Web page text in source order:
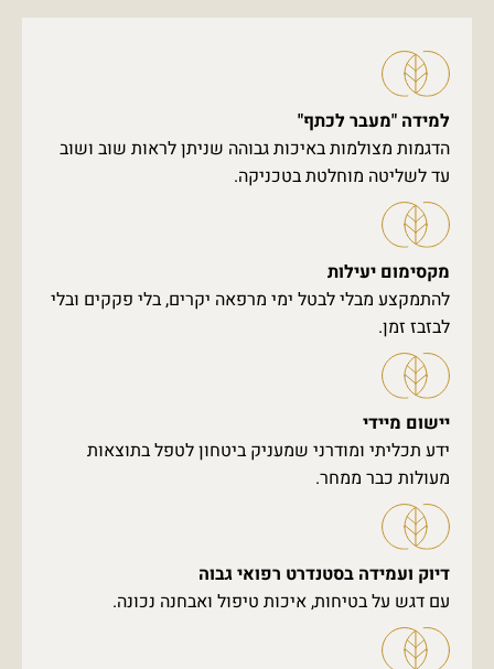
למידה "מעבר לכתף"
הדגמות מצולמות באיכות גבוהה שניתן לראות שוב ושוב
עד לשליטה מוחלטת בטכניקה.
מקסימום יעילות
להתמקצע מבלי לבטל ימי מרפאה יקרים, בלי פקקים ובלי
לבזבז זמן.
יישום מיידי
ידע תכליתי ומודרני שמעניק ביטחון לטפל בתוצאות
מעולות כבר ממחר.
דיוק ועמידה בסטנדרט רפואי גבוה
עם דגש על בטיחות, איכות טיפול ואבחנה נכונה.